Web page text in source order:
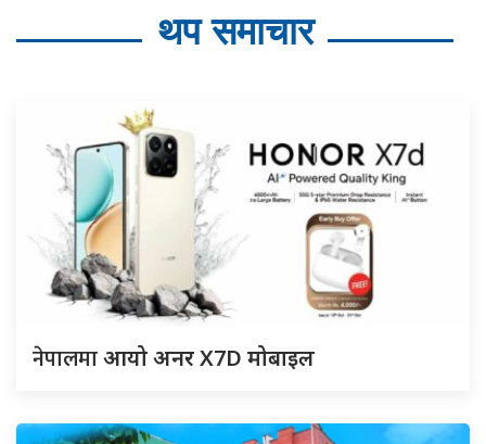
थप समाचार
नेपालमाआयो अनर X7D मोबाइल